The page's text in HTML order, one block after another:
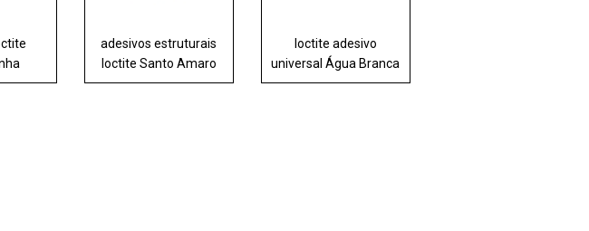
adesivos estruturais
loctite Santo Amaro
loctite adesivo
universal Água Branca